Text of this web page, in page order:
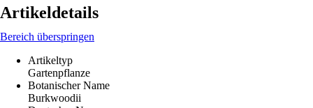
Artikeldetails
Bereich überspringen
Artikeltyp
Gartenpflanze
Botanischer Name
Burkwoodii